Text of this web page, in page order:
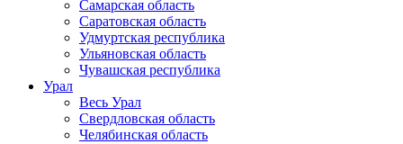
Самарская область
Саратовская область
Удмуртская республика
Ульяновская область
Чувашская республика
Урал
Весь Урал
Свердловская область
Челябинская область